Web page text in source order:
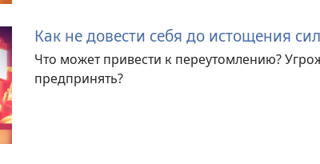
Как не довести себя до истощения
Что может привести к переутомлению?
предпринять?